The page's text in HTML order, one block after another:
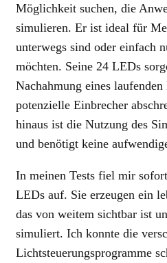
Möglichkeit suchen, die
simulieren. Er ist ideal für
unterwegs sind oder einfach
möchten. Seine 24 LEDs
Nachahmung eines laufenden
potenzielle Einbrecher
hinaus ist die Nutzung des
und benötigt keine
In meinen Tests fiel mir
LEDs auf. Sie erzeugen ein
das von weitem sichtbar ist
simuliert. Ich konnte die
Lichtsteuerungsprogramme